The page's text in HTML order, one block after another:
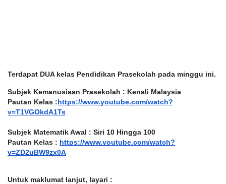
Terdapat DUA kelas Pendidikan Prasekolah pada minggu ini.
Subjek Kemanusiaan Prasekolah : Kenali Malaysia
Pautan Kelas :https://www.youtube.com/watch?
v=T1VGOkdA1Ts
Subjek Matematik Awal : Siri 10 Hingga 100
Pautan Kelas : https://www.youtube.com/watch?
v=ZD2uBW9zx0A
Untuk maklumat lanjut, layari :